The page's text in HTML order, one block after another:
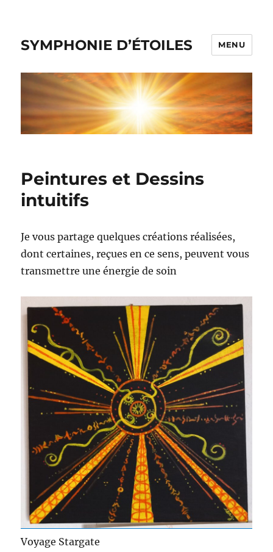
SYMPHONIE D’ÉTOILES MENU
Peintures et Dessins
intuitifs
Je vous partage quelques créations réalisées,
dont certaines, reçues en ce sens, peuvent vous
transmettre une énergie de soin
Voyage Stargate